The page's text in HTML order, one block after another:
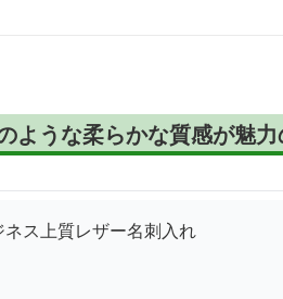
ような柔らかな質感が魅